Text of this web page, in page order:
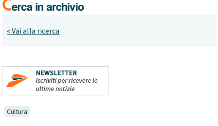
« Vai alla ricerca
Cultura